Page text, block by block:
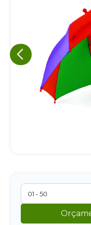
A nossa empresa
sua privacidade,
de marketing.
qualquer momento.